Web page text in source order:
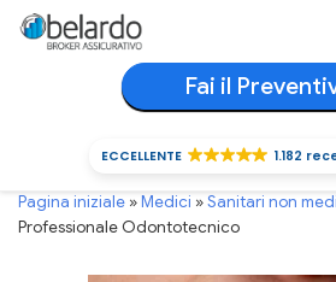
Passa al contenuto
Fai il
ECCELLENTE 1.182
Pagina iniziale »Medici »Sanitari non
Professionale Odontotecnico